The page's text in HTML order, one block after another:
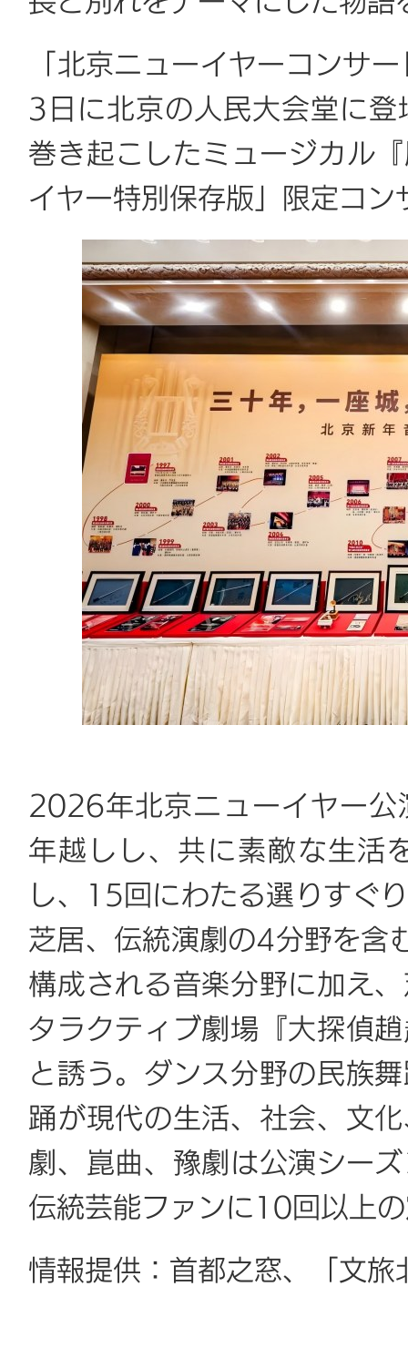
「北京ニューイヤーコンサ
3日に北京の人民大会堂に
巻き起こしたミュージカル
イヤー特別保存版」限定コ
2026年北京ニューイヤー公
年越しし、共に素敵な生活
し、15回にわたる選りすぐ
芝居、伝統演劇の4分野を含
構成される音楽分野に加え
タラクティブ劇場『大探偵
と誘う。ダンス分野の民族
踊が現代の生活、社会、文
劇、崑曲、豫劇は公演シー
伝統芸能ファンに10回以上
情報提供：首都之窓、「文